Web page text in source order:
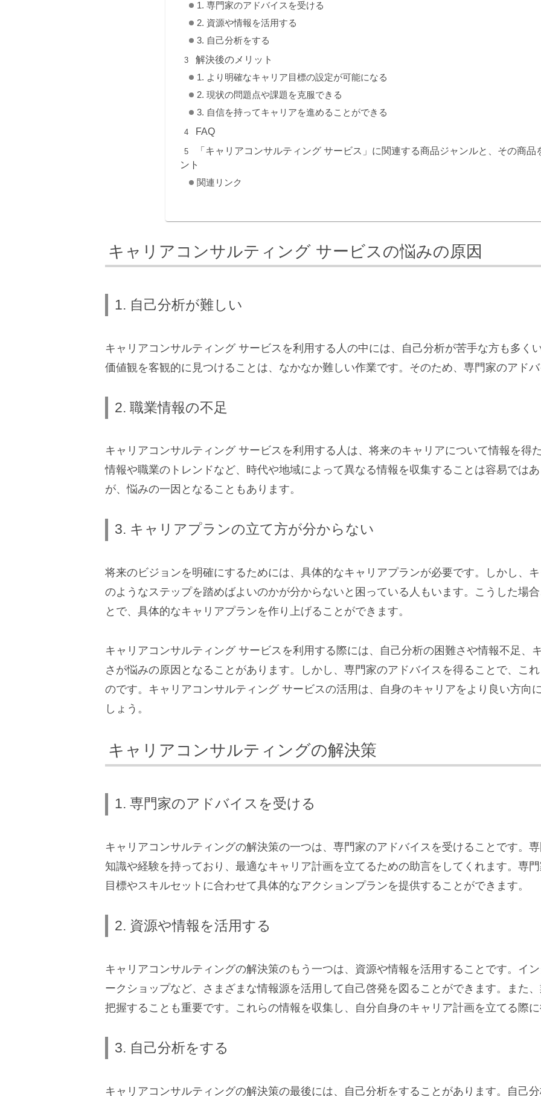
1. 専門家のアドバイスを受ける
2. 資源や情報を活用する
3. 自己分析をする
解決後のメリット
1. より明確なキャリア目標の設定が可能になる
2. 現状の問題点や課題を克服できる
3. 自信を持ってキャリアを進めることができる
FAQ
「キャリアコンサルティング サービス」に関連する商品ジャンルと、その商品
ント
関連リンク
キャリアコンサルティング サービスの悩みの原因
1. 自己分析が難しい
キャリアコンサルティング サービスを利用する人の中には、自己分析が苦手な方も多く
価値観を客観的に見つけることは、なかなか難しい作業です。そのため、専門家のアドバ
2. 職業情報の不足
キャリアコンサルティング サービスを利用する人は、将来のキャリアについて情報を得
情報や職業のトレンドなど、時代や地域によって異なる情報を収集することは容易では
が、悩みの一因となることもあります。
3. キャリアプランの立て方が分からない
将来のビジョンを明確にするためには、具体的なキャリアプランが必要です。しかし、
のようなステップを踏めばよいのかが分からないと困っている人もいます。こうした場
とで、具体的なキャリアプランを作り上げることができます。
キャリアコンサルティング サービスを利用する際には、自己分析の困難さや情報不足、
さが悩みの原因となることがあります。しかし、専門家のアドバイスを得ることで、こ
のです。キャリアコンサルティング サービスの活用は、自身のキャリアをより良い方向
しょう。
キャリアコンサルティングの解決策
1. 専門家のアドバイスを受ける
キャリアコンサルティングの解決策の一つは、専門家のアドバイスを受けることです。
知識や経験を持っており、最適なキャリア計画を立てるための助言をしてくれます。専
目標やスキルセットに合わせて具体的なアクションプランを提供することができます。
2. 資源や情報を活用する
キャリアコンサルティングの解決策のもう一つは、資源や情報を活用することです。イ
ークショップなど、さまざまな情報源を活用して自己啓発を図ることができます。また
把握することも重要です。これらの情報を収集し、自分自身のキャリア計画を立てる際に
3. 自己分析をする
キャリアコンサルティングの解決策の最後には、自己分析をすることがあります。自己